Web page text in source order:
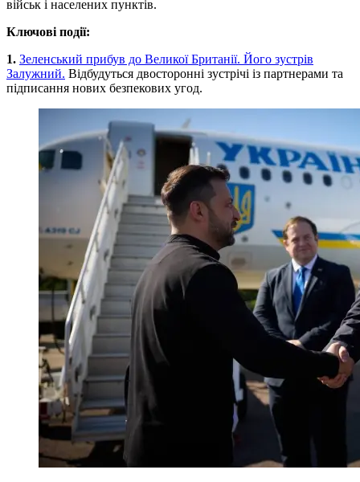
військ і населених пунктів.
Ключові події:
1. Зеленський прибув до Великої Британії. Його зустрів
Залужний. Відбудуться двосторонні зустрічі із партнерами та
підписання нових безпекових угод.